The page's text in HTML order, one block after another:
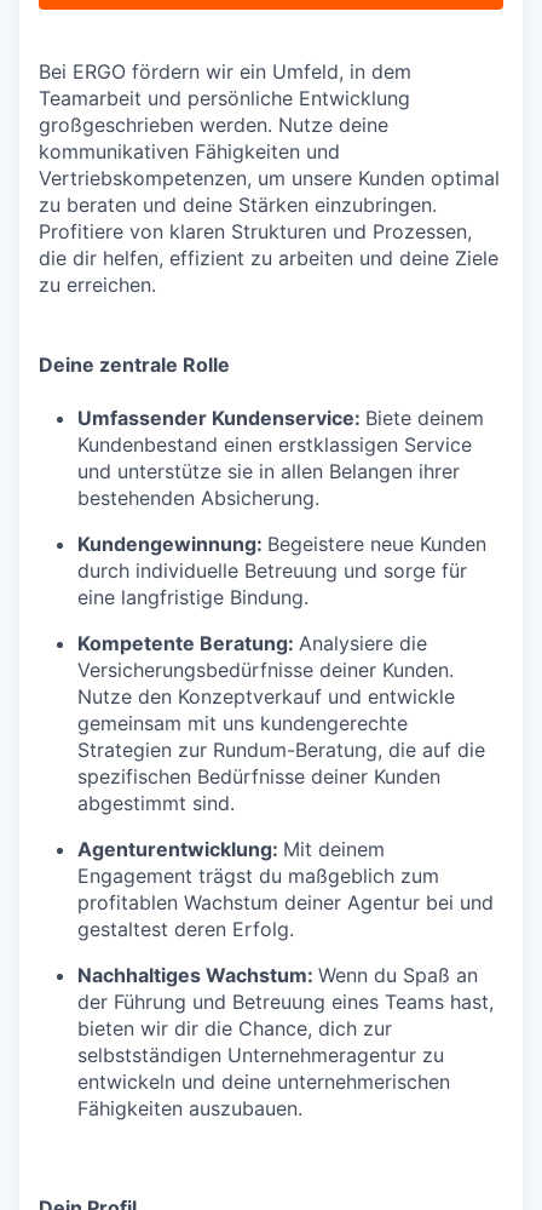
Bei ERGO fördern wir ein Umfeld, in dem
Teamarbeit und persönliche Entwicklung
großgeschrieben werden. Nutze deine
kommunikativen Fähigkeiten und
Vertriebskompetenzen, um unsere Kunden optimal
zu beraten und deine Stärken einzubringen.
Profitiere von klaren Strukturen und Prozessen,
die dir helfen, effizient zu arbeiten und deine Ziele
zu erreichen.
Deine zentrale Rolle
Umfassender Kundenservice: Biete deinem
Kundenbestand einen erstklassigen Service
und unterstütze sie in allen Belangen ihrer
bestehenden Absicherung.
Kundengewinnung: Begeistere neue Kunden
durch individuelle Betreuung und sorge für
eine langfristige Bindung.
Kompetente Beratung: Analysiere die
Versicherungsbedürfnisse deiner Kunden.
Nutze den Konzeptverkauf und entwickle
gemeinsam mit uns kundengerechte
Strategien zur Rundum-Beratung, die auf die
spezifischen Bedürfnisse deiner Kunden
abgestimmt sind.
Agenturentwicklung: Mit deinem
Engagement trägst du maßgeblich zum
profitablen Wachstum deiner Agentur bei und
gestaltest deren Erfolg.
Nachhaltiges Wachstum: Wenn du Spaß an
der Führung und Betreuung eines Teams hast,
bieten wir dir die Chance, dich zur
selbstständigen Unternehmeragentur zu
entwickeln und deine unternehmerischen
Fähigkeiten auszubauen.